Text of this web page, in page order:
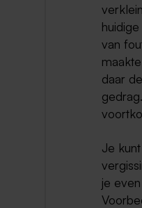
van
daar
Je
je